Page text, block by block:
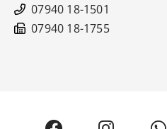
07940 18-1501
07940 18-1755